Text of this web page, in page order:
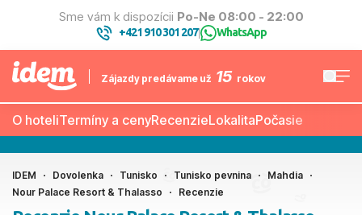
Sme vám k dispozícii Po-Ne 08:00 - 22:00
+421 910 301 207| WhatsApp
Zájazdy predávame už 15 rokov
O hoteliTermíny a cenyRecenzieLokalitaPočasie
IDEM Dovolenka Tunisko Tunisko pevnina
Mahdia
Nour Palace Resort & Thalasso
Recenzie